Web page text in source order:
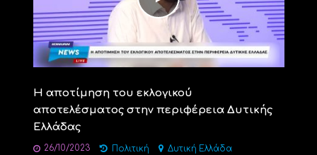
Η αποτίμηση του εκλογικού
αποτελέσματος στην περιφέρεια Δυτικής
Ελλάδας
26/10/2023 Πολιτική Δυτική Ελλάδα